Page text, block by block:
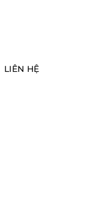
LIÊN HỆ